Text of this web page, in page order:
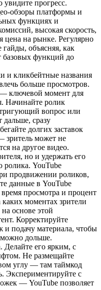
увидите прогресс.
обзоры платформы и
функциях и
высокая скорость,
на рынке. Регулярно
гайды, объясняя, как
базовых функций до
и кликбейтные названия
больше просмотров.
ключевой момент для
Начинайте ролик
вопрос или
дальше, сразу
долгих заставок
зритель может не
на другое видео.
но и удержать его
ролика. YouTube
продвижении роликов,
данные в YouTube
просмотра и процент
моментах зрители
основе этой
Корректируйте
и подачу материала, чтобы
можно дольше.
его ярким, с
Не размещайте
углу — там таймкод
Экспериментируйте с
— YouTube позволяет